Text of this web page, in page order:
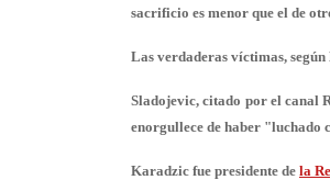
sacrificio es menor que el de
Las verdaderas víctimas,
Sladojevic, citado por el canal
enorgullece de haber "luchado
Karadzic fue presidente de la